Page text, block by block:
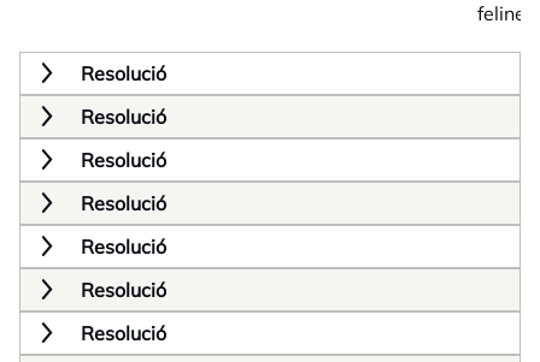
felines
Resolució
Resolució
Resolució
Resolució
Resolució
Resolució
Resolució